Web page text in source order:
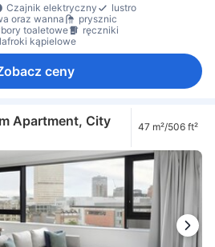
Czajnik elektryczny
lustro
oraz wanna
prysznic
toaletowe
ręczniki
kąpielowe
ceny
Apartment, City
47 m²/506 ft²